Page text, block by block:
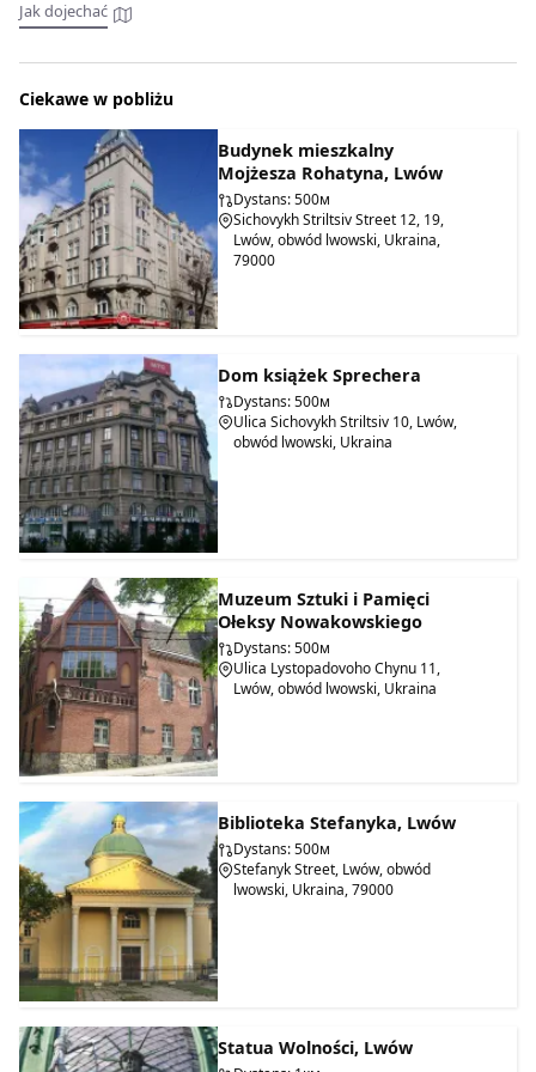
odrzuciły ten projekt.
Ogród Jezuicki
Ogród Jezuicki
Park Tadeusza Kościuszki
Jak dojechać
Ciekawe w pobliżu
Budynek mieszkalny
Mojżesza Rohatyna, Lwów
Dystans: 500м
Sichovykh Striltsiv Street 12, 19,
Lwów, obwód lwowski, Ukraina,
79000
Dom książek Sprechera
Dystans: 500м
Ulica Sichovykh Striltsiv 10, Lwów,
obwód lwowski, Ukraina
Muzeum Sztuki i Pamięci
Ołeksy Nowakowskiego
Dystans: 500м
Ulica Lystopadovoho Chynu 11,
Lwów, obwód lwowski, Ukraina
Biblioteka Stefanyka, Lwów
Dystans: 500м
Stefanyk Street, Lwów, obwód
lwowski, Ukraina, 79000
Statua Wolności, Lwów